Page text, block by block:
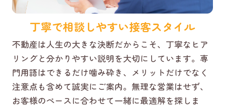
丁寧で相談しやすい接客スタイル
不動産は人生の大きな決断だからこそ、丁寧なヒア
リングと分かりやすい説明を大切にしています。専
門用語はできるだけ噛み砕き、メリットだけでなく
注意点も含めて誠実にご案内。無理な営業はせず、
お客様のペースに合わせて一緒に最適解を探しま